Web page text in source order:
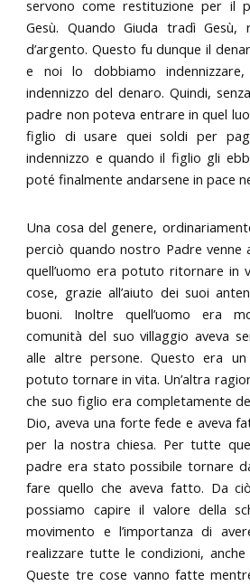
servono come restituzione per il
Gesù. Quando Giuda tradì Gesù,
d’argento. Questo fu dunque il
e noi lo dobbiamo
indennizzo del denaro. Quindi,
padre non poteva entrare in quel
figlio di usare quei soldi per
indennizzo e quando il figlio gli
poté finalmente andarsene in pace
Una cosa del genere,
perciò quando nostro Padre venne
quell’uomo era potuto ritornare in
cose, grazie all’aiuto dei suoi
buoni. Inoltre quell’uomo era
comunità del suo villaggio aveva
alle altre persone. Questo era
potuto tornare in vita. Un’altra
che suo figlio era completamente
Dio, aveva una forte fede e aveva
per la nostra chiesa. Per tutte
padre era stato possibile tornare
fare quello che aveva fatto. Da
possiamo capire il valore della
movimento e l’importanza di
realizzare tutte le condizioni, anche
Queste tre cose vanno fatte